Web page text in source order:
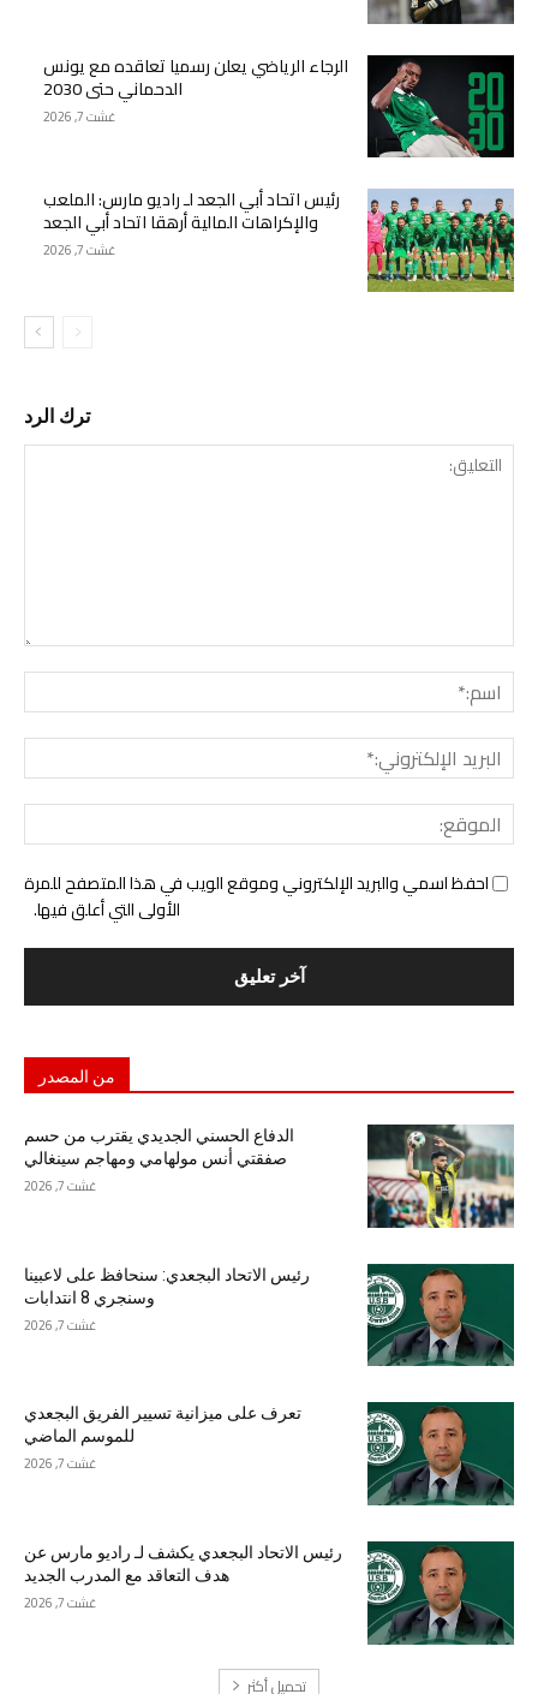
الرجاء الرياضي يعلن رسميا تعاقده مع يونس
الدحماني حتى 2030
غشت 7, 2026
رئيس اتحاد أبي الجعد لـ راديو مارس: الملعب
والإكراهات المالية أرهقا اتحاد أبي الجعد
غشت 7, 2026
ترك الرد
احفظ اسمي والبريد الإلكتروني وموقع الويب في هذا المتصفح للمرة
الأولى التي أعلق فيها.
من المصدر
الدفاع الحسني الجديدي يقترب من حسم
صفقتي أنس مولهامي ومهاجم سينغالي
غشت 7, 2026
رئيس الاتحاد البجعدي: سنحافظ على لاعبينا
وسنجري 8 انتدابات
غشت 7, 2026
تعرف على ميزانية تسيير الفريق البجعدي
للموسم الماضي
غشت 7, 2026
رئيس الاتحاد البجعدي يكشف لـ راديو مارس عن
هدف التعاقد مع المدرب الجديد
غشت 7, 2026
تحميل أكثر